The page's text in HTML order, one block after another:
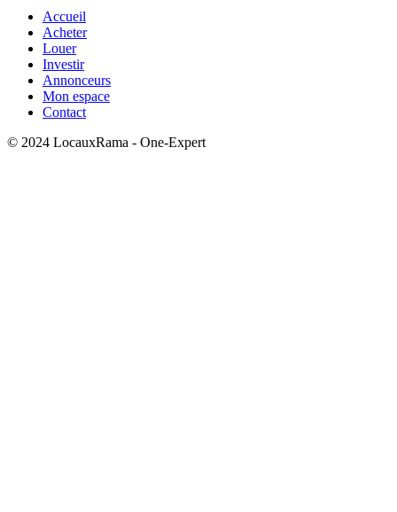
Accueil
Acheter
Louer
Investir
Annonceurs
Mon espace
Contact
© 2024 LocauxRama - One-Expert